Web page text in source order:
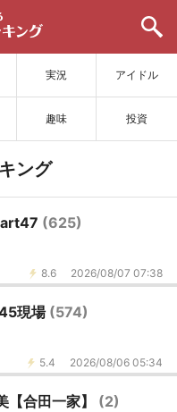
実況 アイドル
趣味 投資
新
ング
(625)
8.6 2026/08/07 07:38
現場 (574)
5.4 2026/08/06 05:34
【合田一家】 (2)